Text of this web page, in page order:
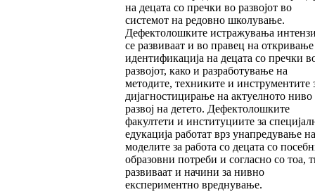
на децата со пречки во развојот во
системот на редовно школување.
Дефектолошките истражувања
се развиваат и во правец на
идентификација на децата со пречки
развојот, како и разработување на
методите, техниките и инструментите
дијагностицирање на актуелното ниво
развој на детето. Дефектолошките
факултети и институциите за
едукација работат врз унапредување на
моделите за работа со децата со
образовни потреби и согласно со тоа,
развиваат и начини за нивно
експериментно вреднување.